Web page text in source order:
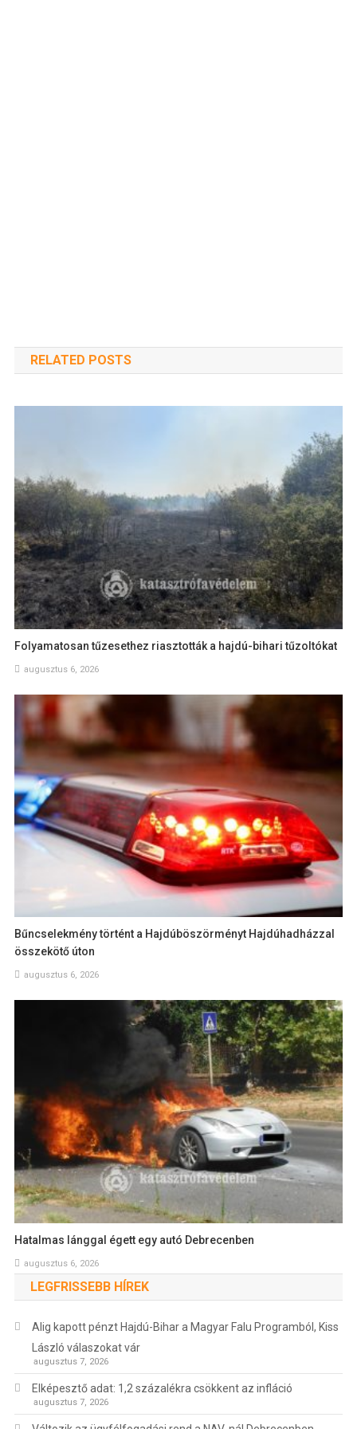
RELATED POSTS
Folyamatosan tűzesethez riasztották a hajdú-bihari tűzoltókat
augusztus 6, 2026
Bűncselekmény történt a Hajdúböszörményt Hajdúhadházzal
összekötő úton
augusztus 6, 2026
Hatalmas lánggal égett egy autó Debrecenben
augusztus 6, 2026
LEGFRISSEBB HÍREK
Alig kapott pénzt Hajdú-Bihar a Magyar Falu Programból, Kiss
László válaszokat vár
augusztus 7, 2026
Elképesztő adat: 1,2 százalékra csökkent az infláció
augusztus 7, 2026